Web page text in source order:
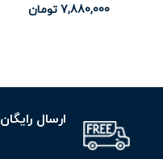
7,880,000 تومان
ارسال رایگان